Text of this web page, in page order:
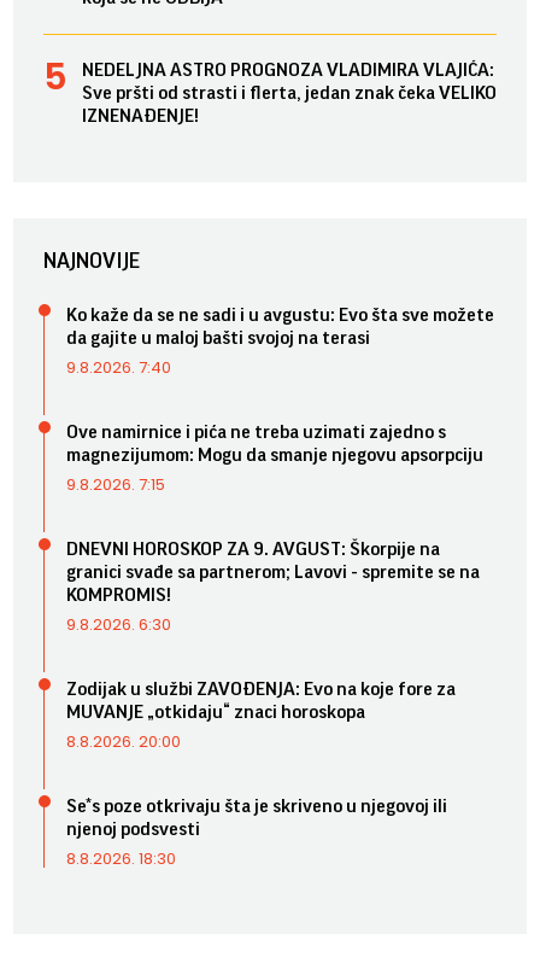
NEDELJNA ASTRO PROGNOZA VLADIMIRA VLAJIĆA:
Sve pršti od strasti i flerta, jedan znak čeka VELIKO
IZNENAĐENJE!
NAJNOVIJE
Ko kaže da se ne sadi i u avgustu: Evo šta sve možete
da gajite u maloj bašti svojoj na terasi
9.8.2026. 7:40
Ove namirnice i pića ne treba uzimati zajedno s
magnezijumom: Mogu da smanje njegovu apsorpciju
9.8.2026. 7:15
DNEVNI HOROSKOP ZA 9. AVGUST: Škorpije na
granici svađe sa partnerom; Lavovi - spremite se na
KOMPROMIS!
9.8.2026. 6:30
Zodijak u službi ZAVOĐENJA: Evo na koje fore za
MUVANJE „otkidaju“ znaci horoskopa
8.8.2026. 20:00
Se*s poze otkrivaju šta je skriveno u njegovoj ili
njenoj podsvesti
8.8.2026. 18:30